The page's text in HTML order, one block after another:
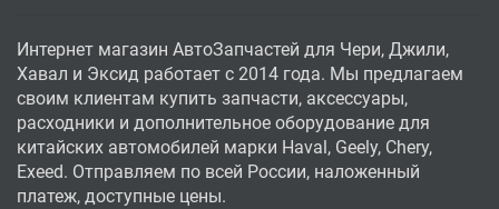
Интернет магазин АвтоЗапчастей для Чери, Джили,
Хавал и Эксид работает с 2014 года. Мы предлагаем
своим клиентам купить запчасти, аксессуары,
расходники и дополнительное оборудование для
китайских автомобилей марки Haval, Geely, Chery,
Exeed. Отправляем по всей России, наложенный
платеж, доступные цены.